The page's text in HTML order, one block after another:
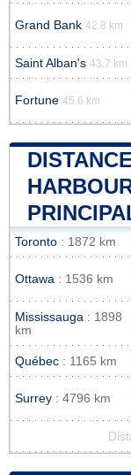
Grand Bank 42.8 km
Saint Alban's 43.7 km
Fortune 45.6 km
Toronto : 1872 km
Ottawa : 1536 km
Mississauga : 1898
km
Québec : 1165 km
Surrey : 4796 km